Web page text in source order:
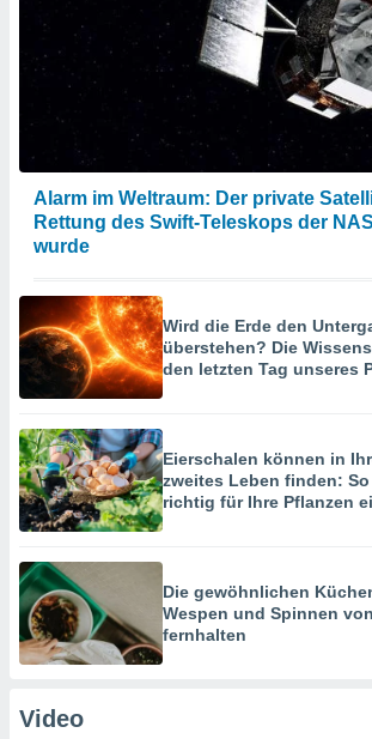
Alarm im Weltraum: Der private
Rettung des Swift-Teleskops der
wurde
Wird die Erde den
überstehen? Die
den letzten Tag unseres
Eierschalen können in
zweites Leben finden:
richtig für Ihre Pflanzen
Die gewöhnlichen
Wespen und Spinnen
fernhalten
Video